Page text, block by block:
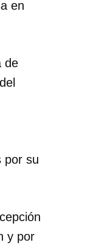
en
de
por su
y por